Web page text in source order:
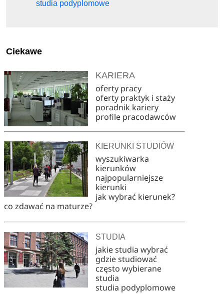
studia podyplomowe
Ciekawe
KARIERA
oferty pracy
oferty praktyk i staży
poradnik kariery
profile pracodawców
KIERUNKI STUDIÓW
wyszukiwarka
kierunków
najpopularniejsze
kierunki
jak wybrać kierunek?
co zdawać na maturze?
STUDIA
jakie studia wybrać
gdzie studiować
często wybierane
studia
studia podyplomowe